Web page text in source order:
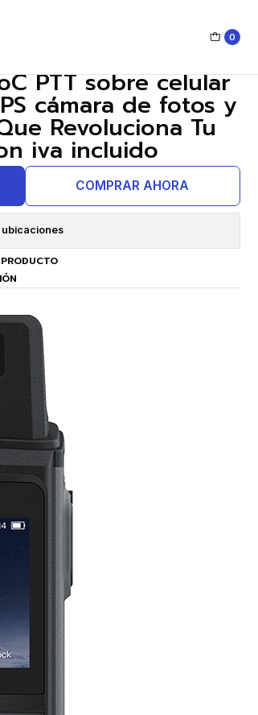
0
PTT sobre celular
cámara de fotos y
Revoluciona Tu
iva incluido
COMPRAR AHORA